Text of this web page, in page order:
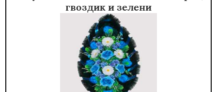
гвоздик и зелени